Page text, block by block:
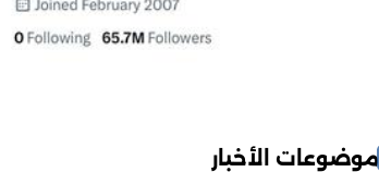
موضوعات الأخبار